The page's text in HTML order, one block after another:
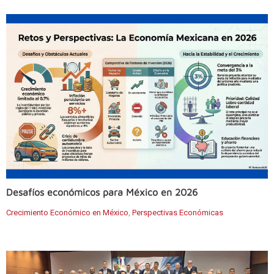
Desafíos económicos para México en 2026
Crecimiento Económico en México, Perspectivas Económicas